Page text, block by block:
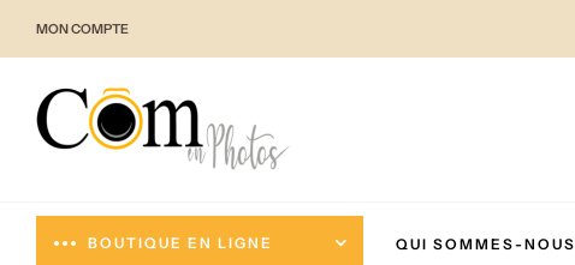
MON COMPTE
BOUTIQUE EN LIGNE QUI SOMMES-NOUS